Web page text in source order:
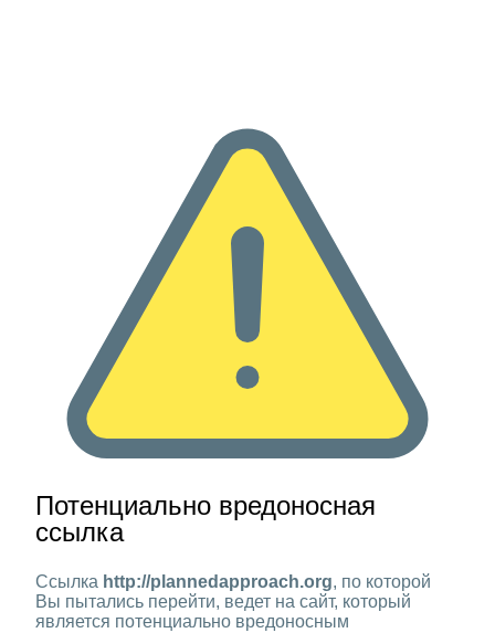
Потенциально вредоносная
ссылка
Ссылка http://plannedapproach.org, по которой
Вы пытались перейти, ведет на сайт, который
является потенциально вредоносным